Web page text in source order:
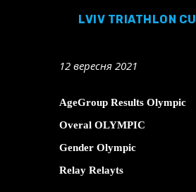
LVIV TRIATHLON
12 вересня 2021
AgeGroup Results Olympic
Overal OLYMPIC
Gender Olympic
Relay Relayts